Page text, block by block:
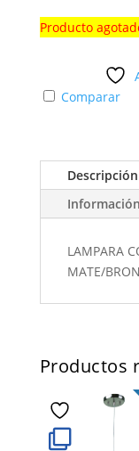
Producto
Comparar
Descripción
LAMPARA
MATE/
Productos